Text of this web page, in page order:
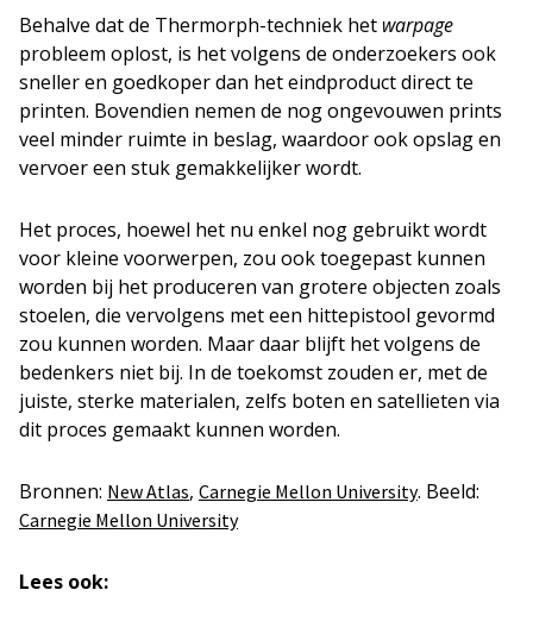
Behalve dat de Thermorph-techniek het warpage
probleem oplost, is het volgens de onderzoekers ook
sneller en goedkoper dan het eindproduct direct te
printen. Bovendien nemen de nog ongevouwen prints
veel minder ruimte in beslag, waardoor ook opslag en
vervoer een stuk gemakkelijker wordt.
Het proces, hoewel het nu enkel nog gebruikt wordt
voor kleine voorwerpen, zou ook toegepast kunnen
worden bij het produceren van grotere objecten zoals
stoelen, die vervolgens met een hittepistool gevormd
zou kunnen worden. Maar daar blijft het volgens de
bedenkers niet bij. In de toekomst zouden er, met de
juiste, sterke materialen, zelfs boten en satellieten via
dit proces gemaakt kunnen worden.
Bronnen: New Atlas, Carnegie Mellon University. Beeld:
Carnegie Mellon University
Lees ook: